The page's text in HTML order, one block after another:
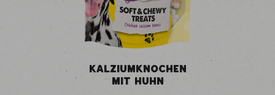
KALZIUMKNOCHEN
MIT HUHN